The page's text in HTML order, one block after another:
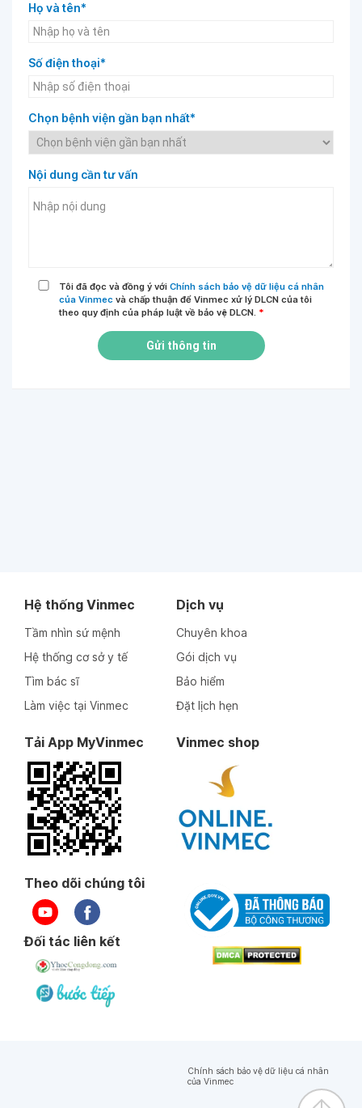
Họ và tên*
Số điện thoại*
Chọn bệnh viện gần bạn nhất*
Nội dung cần tư vấn
Tôi đã đọc và đồng ý với Chính sách bảo vệ dữ liệu cá nhân
của Vinmec và chấp thuận để Vinmec xử lý DLCN của tôi
theo quy định của pháp luật về bảo vệ DLCN. *
Gửi thông tin
Hệ thống Vinmec
Tầm nhìn sứ mệnh
Hệ thống cơ sở y tế
Tìm bác sĩ
Làm việc tại Vinmec
Dịch vụ
Chuyên khoa
Gói dịch vụ
Bảo hiểm
Đặt lịch hẹn
Tải App MyVinmec Vinmec shop
Theo dõi chúng tôi
Đối tác liên kết
Chính sách bảo vệ dữ liệu cá nhân
của Vinmec